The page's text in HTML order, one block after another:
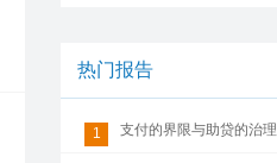
热门报告
1 支付的界限与助贷的治理